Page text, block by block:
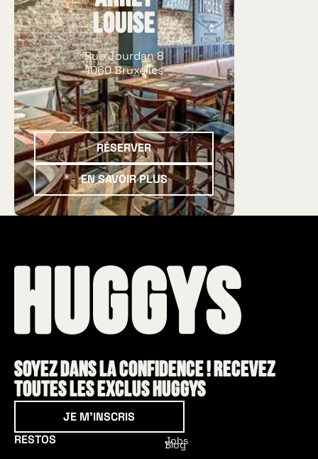
produits de qualité, des
généreuses et de
cuisinés.
Louise
Rue Jourdan 8
1060 Bruxelles
Réserver
RÉSERVER
En savoir plus
EN SAVOIR PLUS
Soyez dans la confidence ! Recevez
toutes les exclus HUGGYS
JE M'INSCRIS
RESTOS
Jobs
Blog